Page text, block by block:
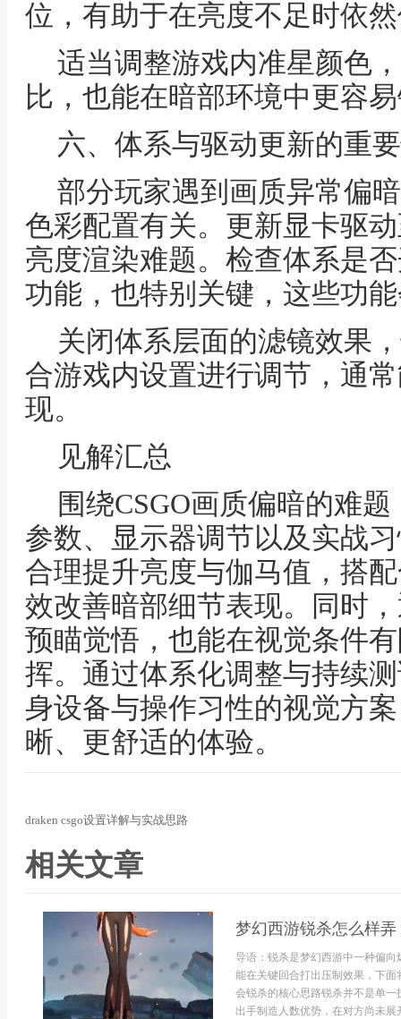
位，有助于在亮度不足时依
适当调整游戏内准星颜色
比，也能在暗部环境中更容
六、体系与驱动更新的重
部分玩家遇到画质异常偏
色彩配置有关。更新显卡驱
亮度渲染难题。检查体系是
功能，也特别关键，这些功
关闭体系层面的滤镜效果
合游戏内设置进行调节，通
现。
见解汇总
围绕CSGO画质偏暗的难
参数、显示器调节以及实战
合理提升亮度与伽马值，搭
效改善暗部细节表现。同时
预瞄觉悟，也能在视觉条件
挥。通过体系化调整与持续
身设备与操作习性的视觉方
晰、更舒适的体验。
draken csgo设置详解与实战思路
相关文章
梦幻西游锐杀怎么样弄
导语：锐杀是梦幻西游中一种偏
能在关键回合打出压制效果，下
会锐杀的核心思路锐杀并不是单
出手制造人数优势，在对方尚未